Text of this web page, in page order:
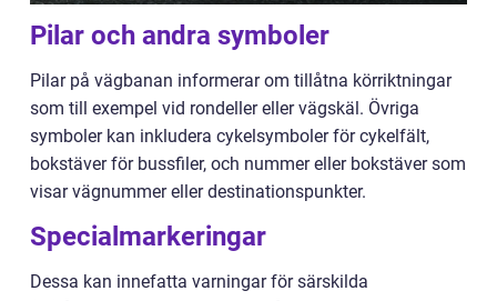
Pilar och andra symboler
Pilar på vägbanan informerar om tillåtna körriktningar
som till exempel vid rondeller eller vägskäl. Övriga
symboler kan inkludera cykelsymboler för cykelfält,
bokstäver för bussfiler, och nummer eller bokstäver som
visar vägnummer eller destinationspunkter.
Specialmarkeringar
Dessa kan innefatta varningar för särskilda